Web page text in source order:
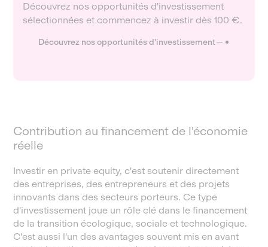
Découvrez nos opportunités d'investissement
sélectionnées et commencez à investir dès 100 €.
Découvrez nos opportunités d'investissement
Contribution au financement de l'économie
réelle
Investir en private equity, c'est soutenir directement
des entreprises, des entrepreneurs et des projets
innovants dans des secteurs porteurs. Ce type
d'investissement joue un rôle clé dans le financement
de la transition écologique, sociale et technologique.
C'est aussi l'un des avantages souvent mis en avant